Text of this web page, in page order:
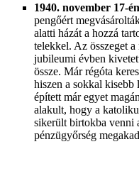
1940. november 17-én
pengőért
alatti házát a hozzá
telekkel. Az összeget a
jubileumi évben
össze. Már régóta
hiszen a sokkal kisebb
épített már egyet
alakult, hogy a
sikerült birtokba venni
pénzügyőrség